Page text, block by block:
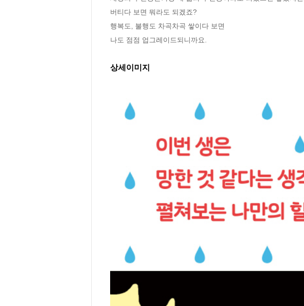
버티다 보면 뭐라도 되겠죠?
행복도, 불행도 차곡차곡 쌓이다 보면
나도 점점 업그레이드되니까요.
상세이미지